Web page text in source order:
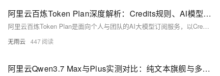
阿里云百炼Token Plan深度解析：Credits规则、AI模型矩阵及免费Tokens获取攻略
阿里云百炼Token Plan是面向个人与团队的AI大模型订阅服务，以Credits为统一计量单位，整合通义千问全系列及主流第三方模型，提供灵活计费、团队管理与多工具兼容能力。本文从Credits计量逻辑、AI模型矩阵、免费Tokens获取与使用规则、套餐选型及常见问题等维度，全面解析Token Plan，帮助用户清晰理解计费机制、高效使用免费额度、合理选择订阅方案。
无雨云 447
阿里云Qwen3.7 Max与Plus实测对比：纯文本旗舰与多模态全能王全维度解析